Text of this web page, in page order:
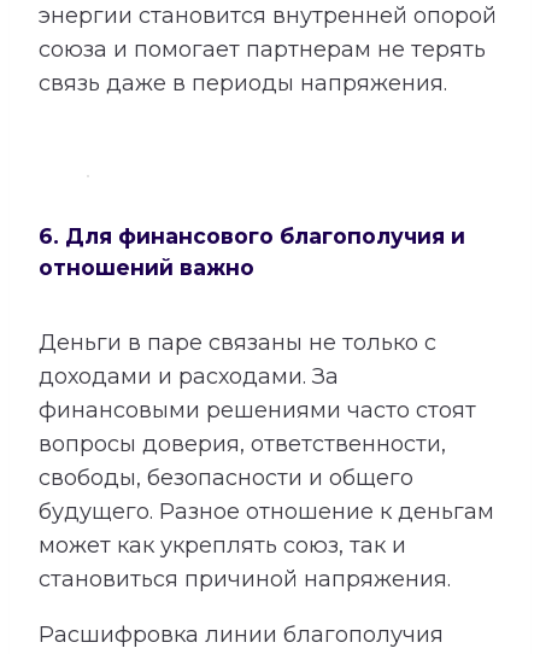
энергии становится внутренней опорой
союза и помогает партнерам не терять
связь даже в периоды напряжения.
6. Для финансового благополучия и
отношений важно
Деньги в паре связаны не только с
доходами и расходами. За
финансовыми решениями часто стоят
вопросы доверия, ответственности,
свободы, безопасности и общего
будущего. Разное отношение к деньгам
может как укреплять союз, так и
становиться причиной напряжения.
Расшифровка линии благополучия